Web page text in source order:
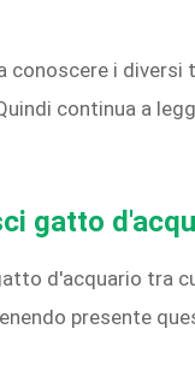
conoscere i diversi
continua a
gatto
d'acquario tra
presente